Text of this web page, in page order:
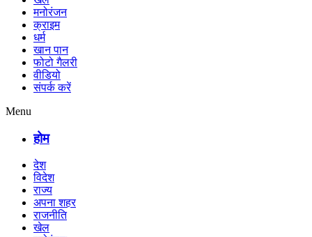
मनोरंजन
क्राइम
धर्म
खान पान
फोटो गैलरी
वीडियो
संपर्क करें
Menu
होम
देश
विदेश
राज्य
अपना शहर
राजनीति
खेल